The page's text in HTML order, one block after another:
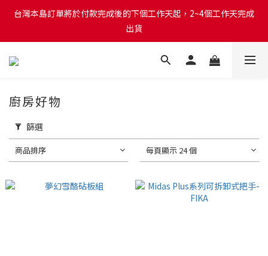
台灣本島訂單將於付款完成後的下個工作天起，2~4個工作天完成
出貨
台灣本島訂單將於付款完成後的下個工作天起，2~4個工作天完成
出貨
台灣本島消費滿$999免運費
台灣本島訂單將於付款完成後的下個工作天起，2~4個工作天完成
廚房好物
篩選
商品排序 每頁顯示 24 個